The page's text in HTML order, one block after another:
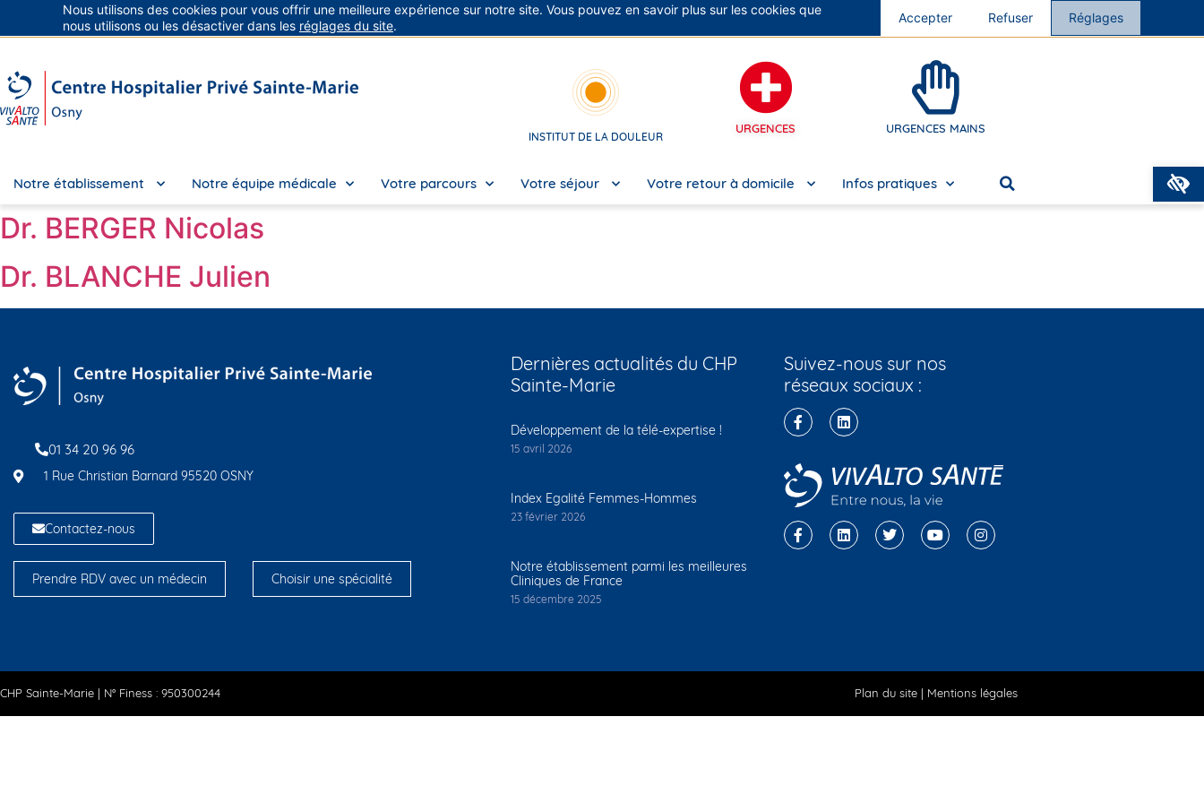
Groupe Vivalto Santé Entre nous, la vie Nos cliniques Nous rejoindre
INSTITUT DE LA DOULEUR
URGENCES URGENCES MAINS
Notre établissement Notre équipe médicale Votre parcours Votre séjour Votre retour à domicile Infos pratiques
Dr. BERGER Nicolas
Dr. BLANCHE Julien
01 34 20 96 96
1 Rue Christian Barnard 95520 OSNY
Contactez-nous
Prendre RDV avec un médecin Choisir une spécialité
Dernières actualités du CHP
Sainte-Marie
Développement de la télé-expertise !
15 avril 2026
Index Egalité Femmes-Hommes
23 février 2026
Notre établissement parmi les meilleures
Cliniques de France
15 décembre 2025
Suivez-nous sur nos
réseaux sociaux :
CHP Sainte-Marie | N° Finess : 950300244 Plan du site | Mentions légales
Nous utilisons des cookies pour vous offrir une meilleure expérience sur notre site. Vous pouvez en savoir plus sur les cookies que
nous utilisons ou les désactiver dans les réglages du site.
Accepter Refuser Réglages